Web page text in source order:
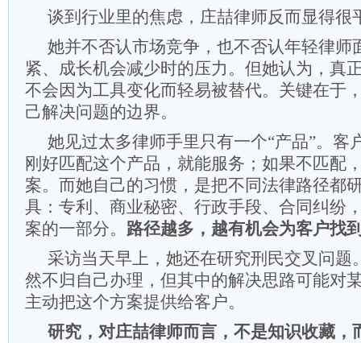
谈到行业里的焦虑，庄喆律师反而显得很
她并不否认市场竞争，也不否认年轻律师
紧、成长机会减少时的压力。但她认为，真
不会因为工具变化而轻易被替代。关键在于
己解决问题的边界。
她见过太多律师手里只有一个“产品”。客
刚好匹配这个产品，就能服务；如果不匹配
案。而她自己的习惯，是把不同法律路径都
具：专利、商业秘密、行政手段、合同纠纷
案的一部分。 路径越多，越有机会为客户找
采访当天早上，她还在研究刑民交叉问题
然不归自己办理，但其中的解决思路可能对
主动把这个方案提供给客户。
研究，对庄喆律师而言，不是知识收藏，